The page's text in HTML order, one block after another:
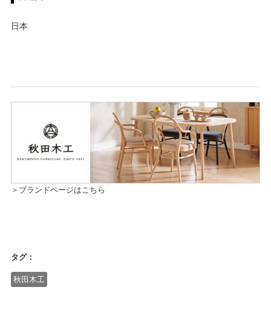
日本
＞ブランドページはこちら
タグ：
秋田木工